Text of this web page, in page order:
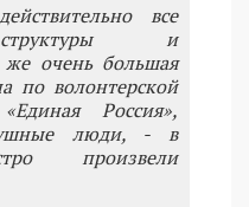
все
и
очень большая
волонтерской
Россия»,
люди, - в
произвели